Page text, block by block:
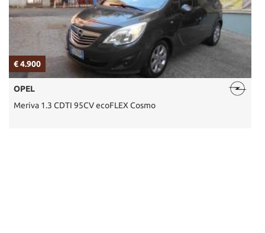
CONTATTI
€ 3.700
Aygo 1.0 12V VVT-i 3 porte Now